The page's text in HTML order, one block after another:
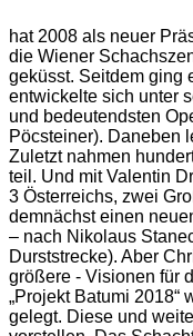
hat 2008 als neuer
die Wiener
geküsst. Seitdem ging
entwickelte sich unter
und bedeutendsten
Pöcsteiner). Daneben
Zuletzt nahmen
teil. Und mit Valentin
3 Österreichs, zwei
demnächst einen
– nach Nikolaus
Durststrecke). Aber
größere - Visionen für
„Projekt Batumi 2018“
gelegt. Diese und